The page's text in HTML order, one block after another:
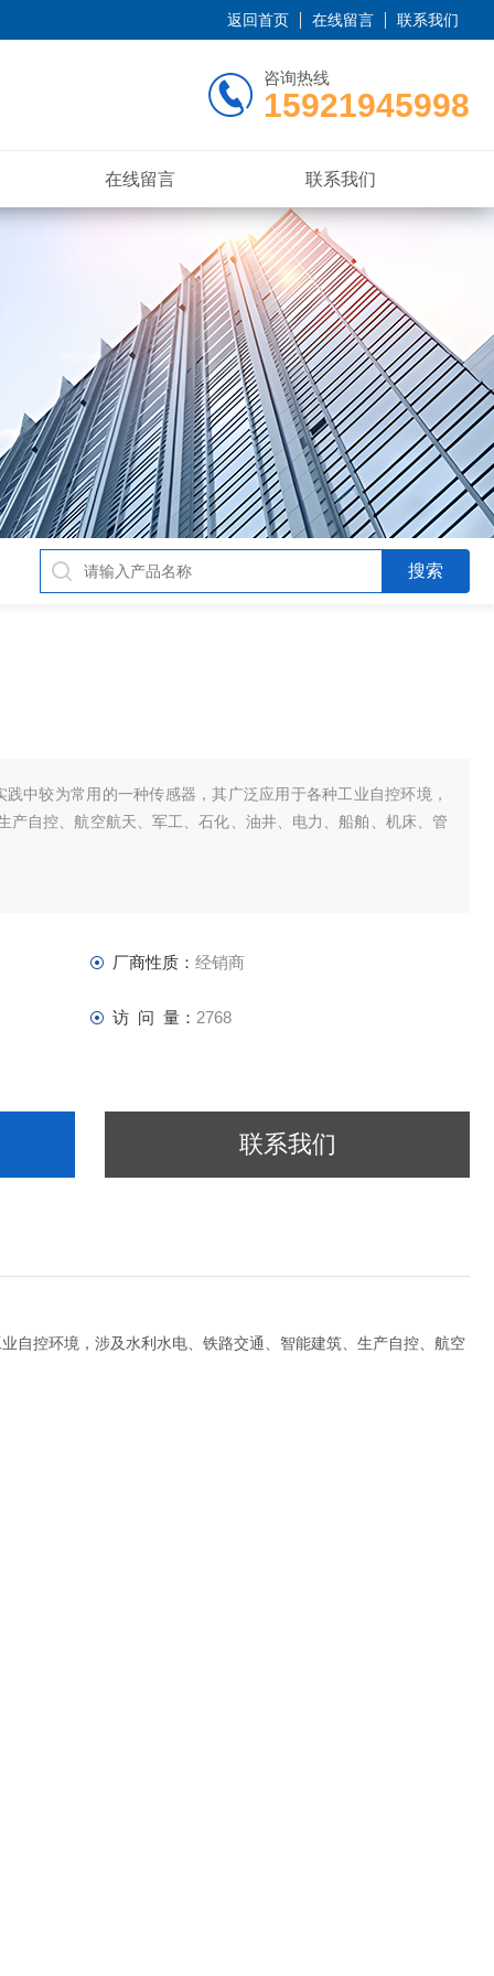
返回首页 在线留言 联系我们
咨询热线
15921945998
在线留言 联系我们
中较为常用的一种传感器，其广泛应用于各种工业自控环境，
产自控、航空航天、军工、石化、油井、电力、船舶、机床、管
厂商性质： 经销商
访 问 量： 2768
联系我们
控环境，涉及水利水电、铁路交通、智能建筑、生产自控、航空